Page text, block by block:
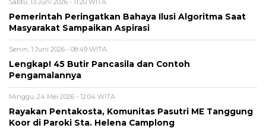
Sabtu, 13 Juni 2026 - 11:20 WITA
Pemerintah Peringatkan Bahaya Ilusi Algoritma Saat
Masyarakat Sampaikan Aspirasi
Senin, 1 Juni 2026 - 08:49 WITA
Lengkap! 45 Butir Pancasila dan Contoh
Pengamalannya
Minggu, 24 Mei 2026 - 12:04 WITA
Rayakan Pentakosta, Komunitas Pasutri ME Tanggung
Koor di Paroki Sta. Helena Camplong